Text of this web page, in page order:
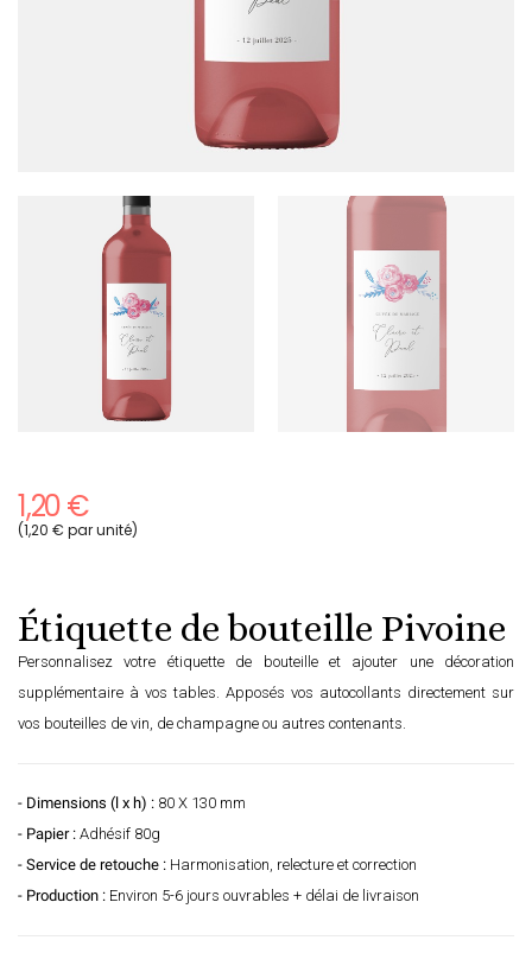
1,20 €
(1,20 € par unité)
Étiquette de bouteille Pivoine
Personnalisez votre étiquette de bouteille et ajouter une décoration
supplémentaire à vos tables. Apposés vos autocollants directement sur
vos bouteilles de vin, de champagne ou autres contenants.
- Dimensions (l x h) : 80 X 130 mm
- Papier : Adhésif 80g
- Service de retouche : Harmonisation, relecture et correction
- Production : Environ 5-6 jours ouvrables + délai de livraison